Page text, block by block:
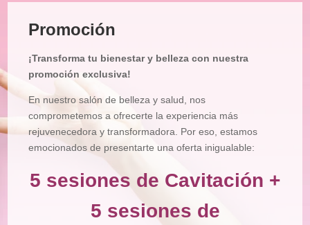
Tratamiento
Tratamiento
Depilación
Manicura
y
Pedicura
Maquillajes
Micropigmentación
Microblading
Promoción
¡Transforma tu bienestar y belleza con nuestra
promoción exclusiva!
En nuestro salón de belleza y salud, nos
comprometemos a ofrecerte la experiencia más
rejuvenecedora y transformadora. Por eso, estamos
emocionados de presentarte una oferta inigualable:
5 sesiones de Cavitación +
5 sesiones de